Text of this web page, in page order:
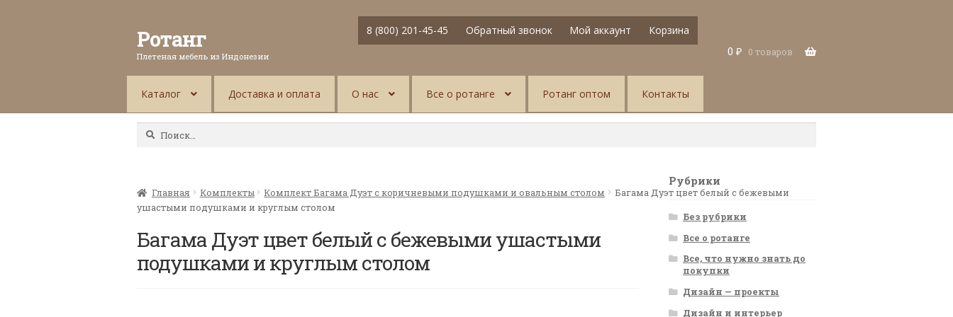
Ротанг
Плетеная мебель из Индонезии
8 (800) 201-45-45 Обратный звонок Мой аккаунт
Корзина
0 ₽ 0 товаров
Каталог Доставка и оплата О нас Все о ротанге Ротанг оптом Контакты
Найти:
Главная Комплекты Комплект Багама Дуэт с коричневыми подушками и овальным столом
Багама Дуэт цвет белый с бежевыми
ушастыми подушками и круглым столом
Багама Дуэт цвет белый с бежевыми ушастыми
подушками и круглым столом
Рубрики
Без рубрики
Все о ротанге
Все, что нужно знать до
покупки
Дизайн — проекты
Дизайн и интерьер